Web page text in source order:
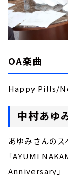
OA楽曲
Happy Pills/
中村あゆ
あゆみさんのス
「AYUMI
Anniversary」